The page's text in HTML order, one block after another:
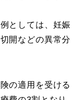
としては、妊娠
開などの異常分
の適用を受ける